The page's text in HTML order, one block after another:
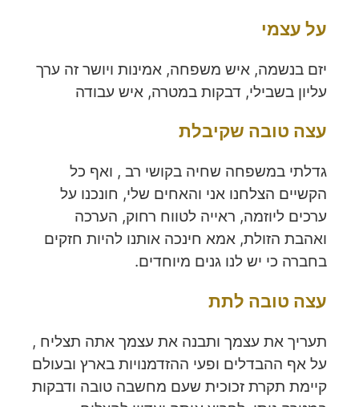
על עצמי
יזם בנשמה, איש משפחה, אמינות ויושר זה ערך
עליון בשבילי, דבקות במטרה, איש עבודה
עצה טובה שקיבלת
גדלתי במשפחה שחיה בקושי רב , ואף כל
הקשיים הצלחנו אני והאחים שלי, חונכנו על
ערכים ליוזמה, ראייה לטווח רחוק, הערכה
ואהבת הזולת, אמא חינכה אותנו להיות חזקים
בחברה כי יש לנו גנים מיוחדים.
עצה טובה לתת
תעריך את עצמך ותבנה את עצמך אתה תצליח ,
על אף ההבדלים ופעי ההזדמנויות בארץ ובעולם
קיימת תקרת זכוכית שעם מחשבה טובה ודבקות